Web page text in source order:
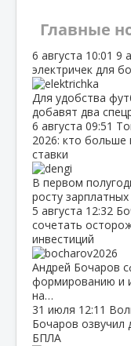
Главные
6 августа 10:01 9
электричек для
Для удобства
добавят два
6 августа 09:51
2026: кто больше
ставки
В первом
росту
5 августа 12:32
сочетать
инвестиций
Андрей Бочаров
формированию и
на…
31 июля 12:11
Бочаров озвучил
БПЛА